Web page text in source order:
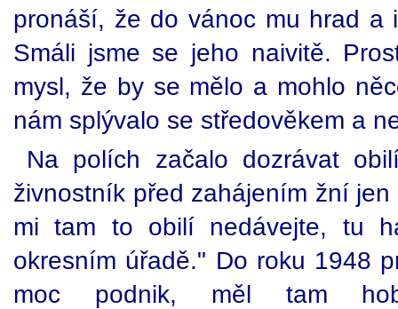
pronáší, že do vánoc mu hrad a
Smáli jsme se jeho naivitě.
mysl, že by se mělo a mohlo
nám splývalo se středověkem a
Na polích začalo dozrávat
živnostník před zahájením žní
mi tam to obilí nedávejte, tu
okresním úřadě." Do roku 1948
moc podnik, měl tam